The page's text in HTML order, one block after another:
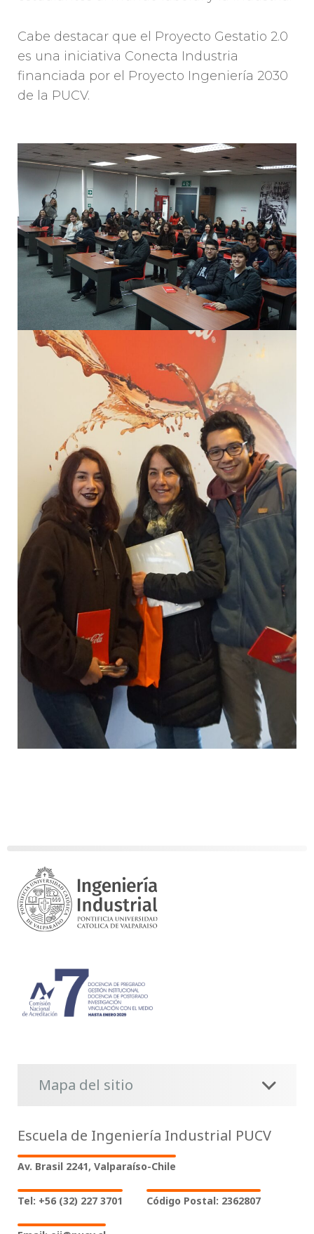
Cabe destacar que el Proyecto Gestatio 2.0
es una iniciativa Conecta Industria
financiada por el Proyecto Ingeniería 2030
de la PUCV.
Mapa del sitio
Escuela de Ingeniería Industrial PUCV
Av. Brasil 2241, Valparaíso-Chile
Tel: +56 (32) 227 3701 Código Postal: 2362807